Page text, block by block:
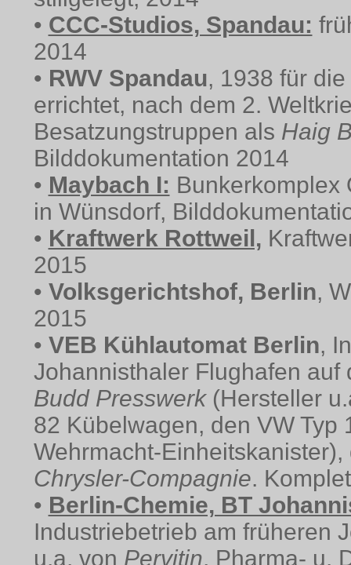
• CCC-Studios, Spandau:
2014
• RWV Spandau, 1938 für die
errichtet, nach dem 2.
Besatzungstruppen als Haig
Bilddokumentation 2014
• Maybach I: Bunkerkomplex
in Wünsdorf,
• Kraftwerk Rottweil,
2015
• Volksgerichtshof, Berlin,
2015
• VEB Kühlautomat Berlin,
Johannisthaler Flughafen
Budd Presswerk(Hersteller
82 Kübelwagen, den VW
Wehrmacht-
Chrysler-Compagnie.
• Berlin-Chemie, BT
Industriebetrieb am früheren
u.a. von Pervitin, Pharma- u.